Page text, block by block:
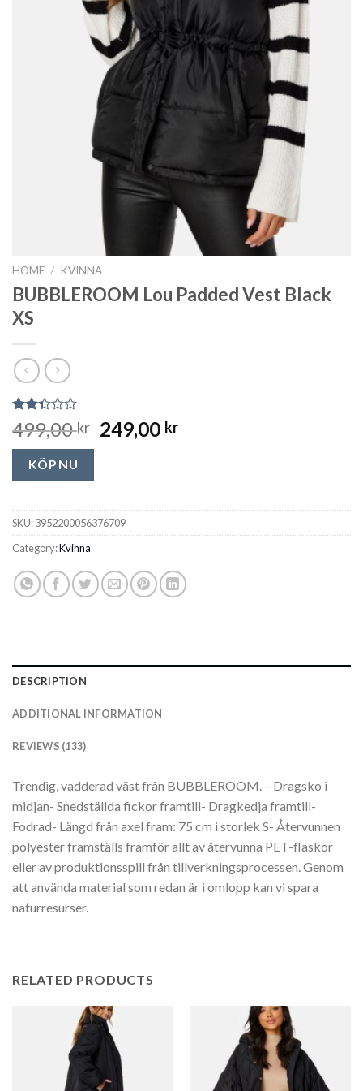
HOME / KVINNA
BUBBLEROOM Lou Padded Vest Black
XS
Rated
2.32
out
of 5
133
ratings
499,00kr 249,00 kr
KÖP NU
SKU:3952200056376709
Category:Kvinna
DESCRIPTION
ADDITIONAL INFORMATION
REVIEWS (133)
Trendig, vadderad väst från BUBBLEROOM. – Dragsko i
midjan- Snedställda fickor framtill- Dragkedja framtill-
Fodrad- Längd från axel fram: 75 cm i storlek S- Återvunnen
polyester framställs framför allt av återvunna PET-flaskor
eller av produktionsspill från tillverkningsprocessen. Genom
att använda material som redan är i omlopp kan vi spara
naturresurser.
RELATED PRODUCTS